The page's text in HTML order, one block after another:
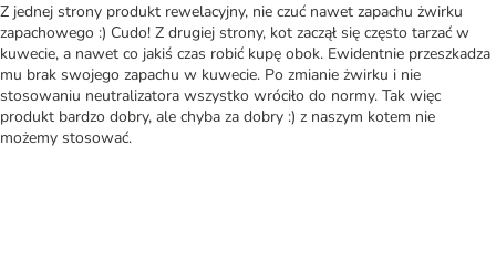
Z jednej strony produkt rewelacyjny, nie czuć nawet zapachu żwirku
zapachowego :) Cudo! Z drugiej strony, kot zaczął się często tarzać w
kuwecie, a nawet co jakiś czas robić kupę obok. Ewidentnie przeszkadza
mu brak swojego zapachu w kuwecie. Po zmianie żwirku i nie
stosowaniu neutralizatora wszystko wróciło do normy. Tak więc
produkt bardzo dobry, ale chyba za dobry :) z naszym kotem nie
możemy stosować.